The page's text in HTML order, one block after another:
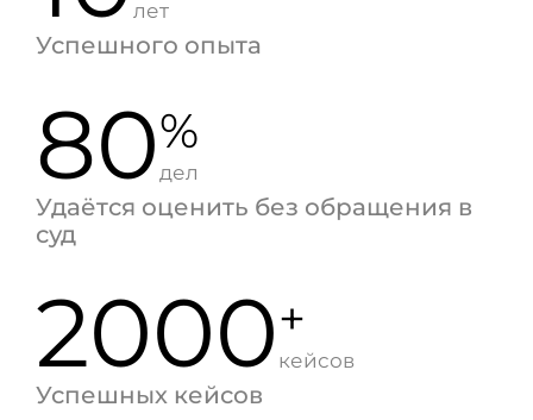
лет
Успешного опыта
80%
дел
Удаётся оценить без обращения в
суд
2000+
кейсов
Успешных кейсов